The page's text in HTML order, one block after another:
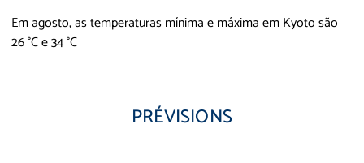
Em agosto, as temperaturas mínima e máxima em Kyoto são
26 °C e 34 °C
PRÉVISIONS